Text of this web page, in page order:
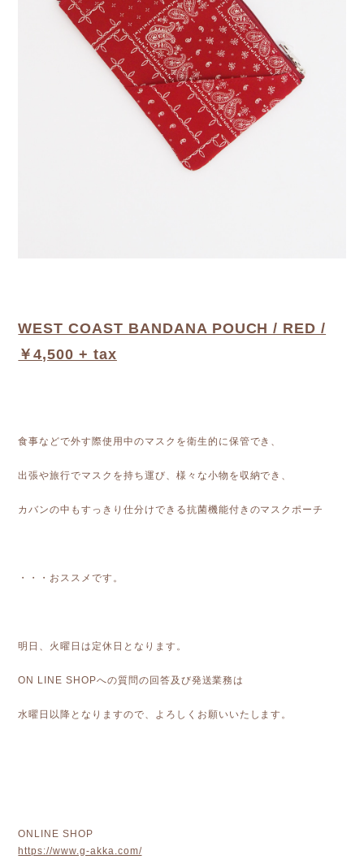
WEST COAST BANDANA POUCH / RED /
￥4,500 + tax
食事などで外す際使用中のマスクを衛生的に保管でき、
出張や旅行でマスクを持ち運び、様々な小物を収納でき、
カバンの中もすっきり仕分けできる抗菌機能付きのマスクポーチ
・・・おススメです。
明日、火曜日は定休日となります。
ON LINE SHOPへの質問の回答及び発送業務は
水曜日以降となりますので、よろしくお願いいたします。
ONLINE SHOP
https://www.g-akka.com/